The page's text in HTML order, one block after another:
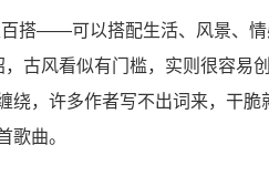
百搭——可以搭配生活、风景、
，古风看似有门槛，实则很容易
绕，许多作者写不出词来，干
歌曲。